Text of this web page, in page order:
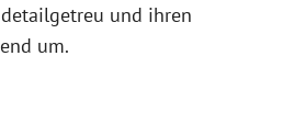
und ihren
um.